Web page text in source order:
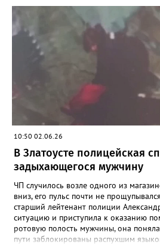
рождения. Ранее он состоял на учёте
несовершеннолетних за акты
подозреваемый был задержан», -
ОМВД. Молодой человек стал
статье об угоне, а правоохранители
не оставлять машины надолго без
открытыми дверьми и ключами в замке.
10:50 02.06.26
В Златоусте полицейская
задыхающегося мужчину
ЧП случилось возле одного из
вниз, его пульс почти не
старший лейтенант полиции
ситуацию и приступила к оказанию
ротовую полость мужчины, она
пути заблокированы распухшим